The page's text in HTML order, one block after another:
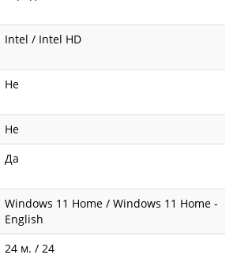
Intel / Intel HD
Не
Не
Да
Windows 11 Home / Windows 11 Home -
English
24 м. / 24